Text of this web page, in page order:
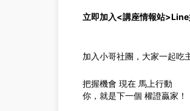
立即加入<講座情報站>Line
加入小哥社團，大家一起吃
把握機會 現在 馬上行動
你，就是下一個 權證贏家！